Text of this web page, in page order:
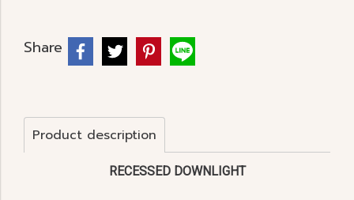
Share
Product description
RECESSED DOWNLIGHT